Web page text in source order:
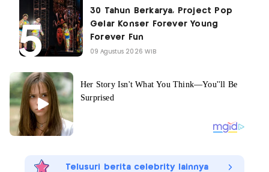
30 Tahun Berkarya, Project Pop
Gelar Konser Forever Young
Forever Fun
09 Agustus 2026 WIB
Telusuri berita celebrity lainnya